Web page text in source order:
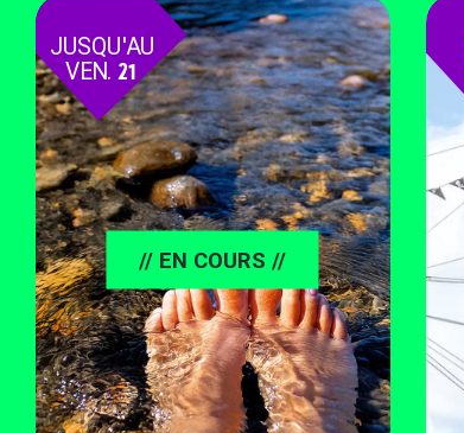
JUSQU'AU
VEN. 21
AOÛT
// EN COURS //